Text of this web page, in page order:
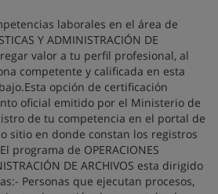
laborales en el área de
Y ADMINISTRACIÓN DE
valor a tu perfil profesional, al
competente y calificada en esta
opción de certificación
oficial emitido por el Ministerio de
de tu competencia en el portal de
sitio en donde constan los registros
programa de OPERACIONES
DE ARCHIVOS esta dirigido
Personas que ejecutan procesos,